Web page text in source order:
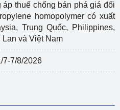
áp thuế chống bán phá giá đối
homopolymer có xuất
Trung Quốc, Philippines,
Lan và Việt Nam
7-7/8/2026